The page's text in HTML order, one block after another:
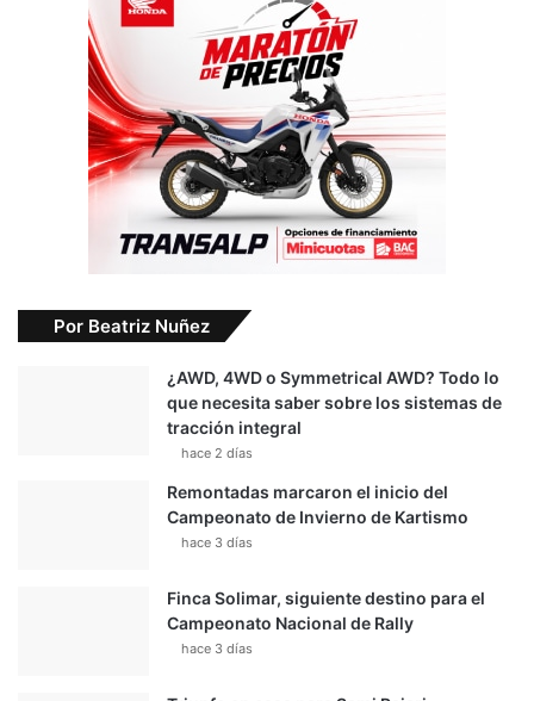
Por Beatriz Nuñez
¿AWD, 4WD o Symmetrical AWD? Todo lo
que necesita saber sobre los sistemas de
tracción integral
hace 2 días
Remontadas marcaron el inicio del
Campeonato de Invierno de Kartismo
hace 3 días
Finca Solimar, siguiente destino para el
Campeonato Nacional de Rally
hace 3 días